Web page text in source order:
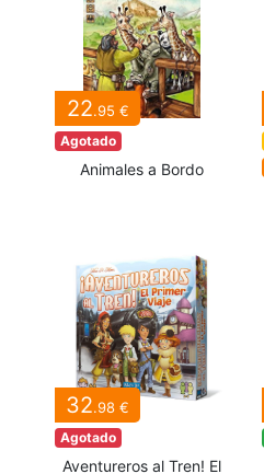
22.95 €
Agotado
Animales a Bordo
32.98 €
Agotado
Aventureros al Tren! El